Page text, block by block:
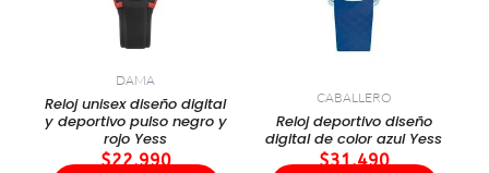
DAMA
Reloj unisex diseño digital
y deportivo pulso negro y
rojo Yess
$22.990
CABALLERO
Reloj deportivo diseño
digital de color azul Yess
$31.490